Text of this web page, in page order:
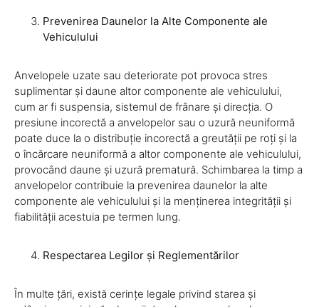
Prevenirea Daunelor la Alte Componente ale
Vehiculului
Anvelopele uzate sau deteriorate pot provoca stres
suplimentar și daune altor componente ale vehiculului,
cum ar fi suspensia, sistemul de frânare și direcția. O
presiune incorectă a anvelopelor sau o uzură neuniformă
poate duce la o distribuție incorectă a greutății pe roți și la
o încărcare neuniformă a altor componente ale vehiculului,
provocând daune și uzură prematură. Schimbarea la timp a
anvelopelor contribuie la prevenirea daunelor la alte
componente ale vehiculului și la menținerea integrității și
fiabilității acestuia pe termen lung.
Respectarea Legilor și Reglementărilor
În multe țări, există cerințe legale privind starea și